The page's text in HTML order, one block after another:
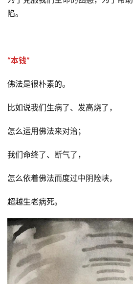
陷。
“本钱”
佛法是很朴素的。
比如说我们生病了、发高烧了，
怎么运用佛法来对治；
我们命终了、断气了，
怎么依着佛法而度过中阴险峡，
超越生老病死。